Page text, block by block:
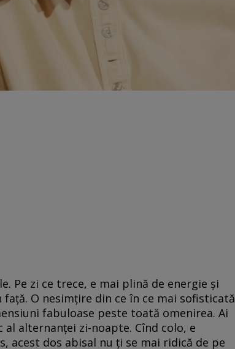
Pe zi ce trece, e mai plină de energie și
O nesimțire din ce în ce mai sofisticată
fabuloase peste toată omenirea. Ai
alternanței zi-noapte. Cînd colo, e
acest dos abisal nu ți se mai ridică de pe